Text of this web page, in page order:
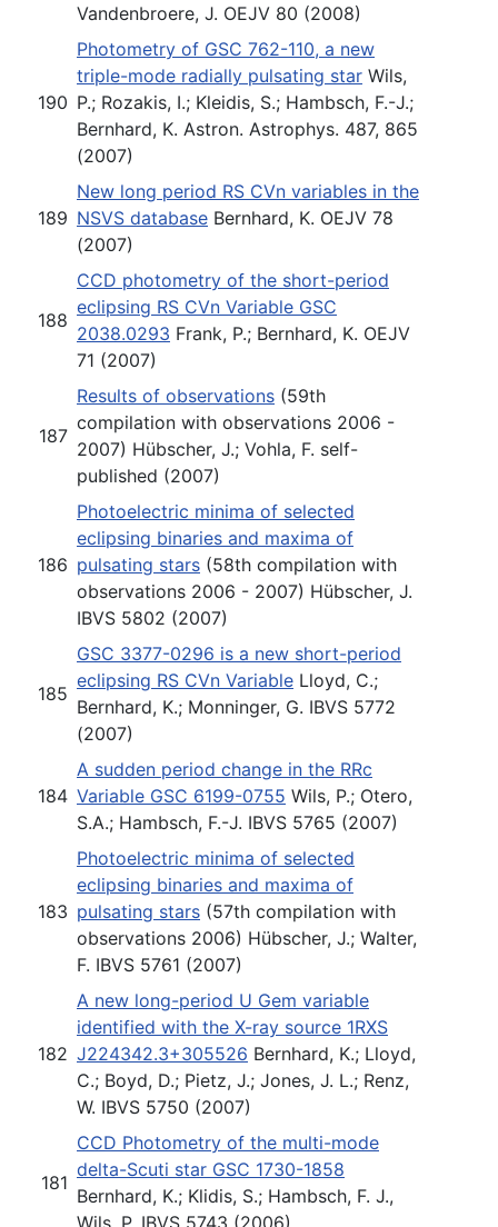
Vandenbroere, J. OEJV 80 (2008)
190
Photometry of GSC 762-110, a new
triple-mode radially pulsating star Wils,
P.; Rozakis, I.; Kleidis, S.; Hambsch, F.-J.;
Bernhard, K. Astron. Astrophys. 487, 865
(2007)
189
New long period RS CVn variables in the
NSVS database Bernhard, K. OEJV 78
(2007)
188
CCD photometry of the short-period
eclipsing RS CVn Variable GSC
2038.0293 Frank, P.; Bernhard, K. OEJV
71 (2007)
187
Results of observations (59th
compilation with observations 2006 -
2007) Hübscher, J.; Vohla, F. self-
published (2007)
186
Photoelectric minima of selected
eclipsing binaries and maxima of
pulsating stars (58th compilation with
observations 2006 - 2007) Hübscher, J.
IBVS 5802 (2007)
185
GSC 3377-0296 is a new short-period
eclipsing RS CVn Variable Lloyd, C.;
Bernhard, K.; Monninger, G. IBVS 5772
(2007)
184
A sudden period change in the RRc
Variable GSC 6199-0755 Wils, P.; Otero,
S.A.; Hambsch, F.-J. IBVS 5765 (2007)
183
Photoelectric minima of selected
eclipsing binaries and maxima of
pulsating stars (57th compilation with
observations 2006) Hübscher, J.; Walter,
F. IBVS 5761 (2007)
182
A new long-period U Gem variable
identified with the X-ray source 1RXS
J224342.3+305526 Bernhard, K.; Lloyd,
C.; Boyd, D.; Pietz, J.; Jones, J. L.; Renz,
W. IBVS 5750 (2007)
181
CCD Photometry of the multi-mode
delta-Scuti star GSC 1730-1858
Bernhard, K.; Klidis, S.; Hambsch, F. J.,
Wils, P. IBVS 5743 (2006)